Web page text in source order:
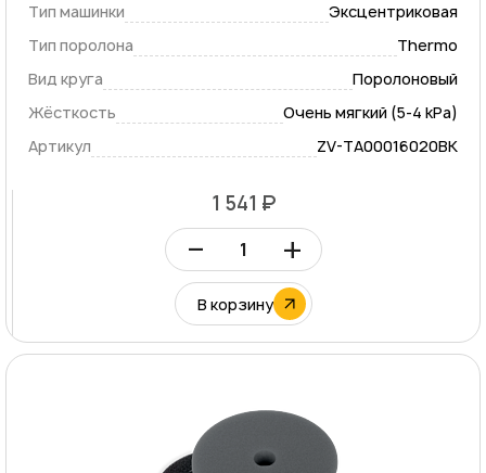
Тип машинки
Эксцентриковая
Тип поролона
Thermo
Вид круга
Поролоновый
Жёсткость
Очень мягкий (5-4 kPa)
Артикул
ZV-TA00016020BK
1 541 ₽
– +
В корзину